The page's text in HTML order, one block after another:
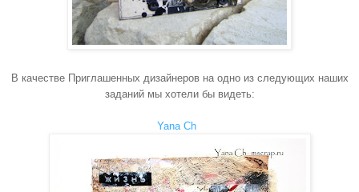
В качестве Приглашенных дизайнеров на одно из следующих наших
заданий мы хотели бы видеть:
Yana Ch